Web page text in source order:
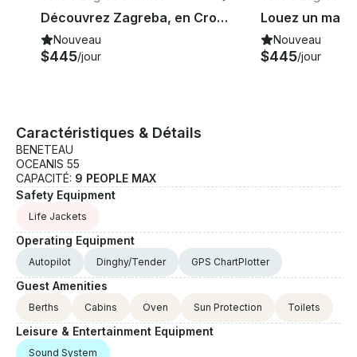
Découvrez Zagreba, en Croatie, à bord du voilier Oceanis 48
Nouveau
$445/jour
Nouveau
$445/jour
Caractéristiques & Détails
BENETEAU
OCEANIS 55
CAPACITÉ: 9 PEOPLE MAX
Safety Equipment
Life Jackets
Operating Equipment
Autopilot Dinghy/Tender GPS ChartPlotter
Guest Amenities
Berths Cabins Oven Sun Protection Toilets
Leisure & Entertainment Equipment
Sound System